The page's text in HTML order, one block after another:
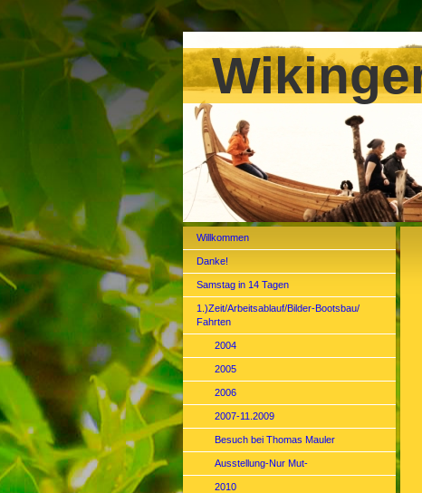
Willkommen
Danke!
Samstag in 14 Tagen
1.)Zeit/Arbeitsablauf/Bilder-Bootsbau/
Fahrten
2004
2005
2006
2007-11.2009
Besuch bei Thomas Mauler
Ausstellung-Nur Mut-
2010